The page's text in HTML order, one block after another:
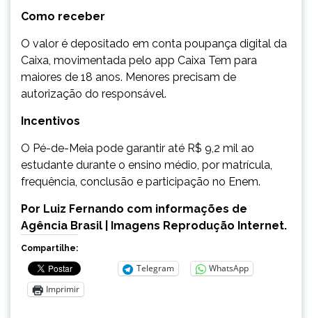
Como receber
O valor é depositado em conta poupança digital da
Caixa, movimentada pelo app Caixa Tem para
maiores de 18 anos. Menores precisam de
autorização do responsável.
Incentivos
O Pé-de-Meia pode garantir até R$ 9,2 mil ao
estudante durante o ensino médio, por matrícula,
frequência, conclusão e participação no Enem.
Por Luiz Fernando com informações de
Agência Brasil | Imagens Reprodução Internet.
Compartilhe:
Telegram
WhatsApp
Imprimir